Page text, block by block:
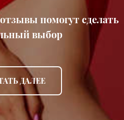
помогут сделать
выбор
ДАЛЕЕ